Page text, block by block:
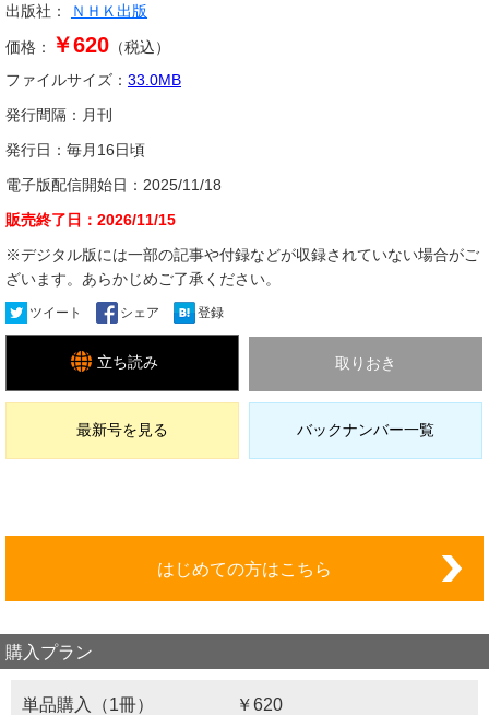
出版社： ＮＨＫ出版
価格： ￥620 （税込）
ファイルサイズ： 33.0MB
発行間隔： 月刊
発行日： 毎月16日頃
電子版配信開始日： 2025/11/18
販売終了日： 2026/11/15
※デジタル版には一部の記事や付録などが収録されていない場合がご
ざいます。あらかじめご了承ください。
ツイート シェア 登録
立ち読み 取りおき
最新号を見る バックナンバー一覧
はじめての方はこちら
購入プラン
単品購入（1冊） ￥620